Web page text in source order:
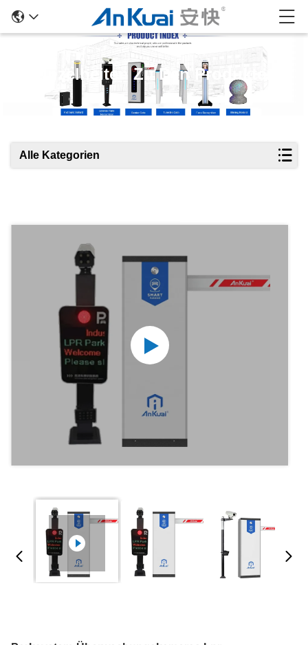
Einzelheiten Zu Den Produkten
Alle Kategorien